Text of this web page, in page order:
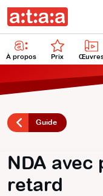
À propos Prix
Guide
NDA avec
retard